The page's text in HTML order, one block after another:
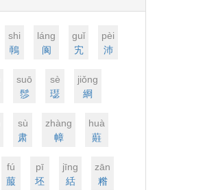
shi
鳾
lánɡ
阆
ɡuǐ
宄
pèi
沛
suō
髿
sè
璱
jiǒnɡ
綗
sù
肃
zhànɡ
幛
huà
蘳
fú
菔
pī
坯
jīnɡ
絬
zān
糌